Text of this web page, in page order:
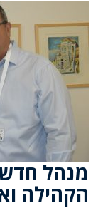
מנהל
הקהילה